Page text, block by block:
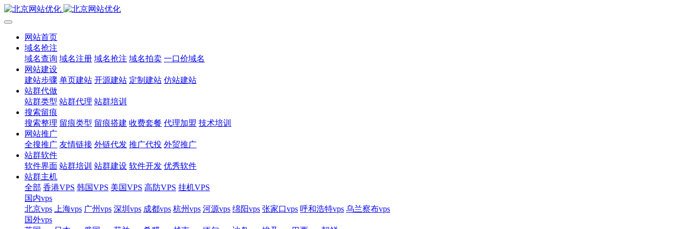
网站首页
域名抢注
域名查询 域名注册 域名抢注 域名拍卖 一口价域名
网站建设
建站步骤 单页建站 开源建站 定制建站 仿站建站
站群代做
站群类型 站群代理 站群培训
搜索留痕
搜索整理 留痕类型 留痕搭建 收费套餐 代理加盟 技术培训
网站推广
全搜推广 友情链接 外链代发 推广代投 外贸推广
站群软件
软件界面 站群培训 站群建设 软件开发 优秀软件
站群主机
全部 香港VPS 韩国VPS 美国VPS 高防VPS 挂机VPS
国内vps
北京vps
上海vps 广州vps 深圳vps 成都vps 杭州vps 河源vps 绵阳vps 张家口vps 呼和浩特vps 乌兰察布vps
国外vps